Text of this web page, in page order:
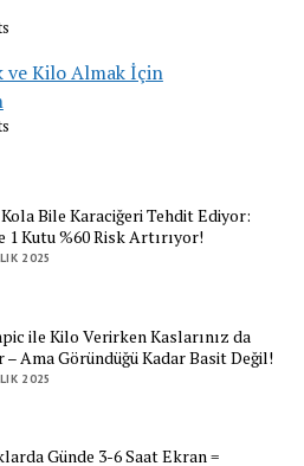
ve Kilo Almak İçin
Bile Karaciğeri Tehdit Ediyor:
1 Kutu %60 Risk Artırıyor!
2025
ile Kilo Verirken Kaslarınız da
– Ama Göründüğü Kadar Basit Değil!
2025
Günde 3-6 Saat Ekran =